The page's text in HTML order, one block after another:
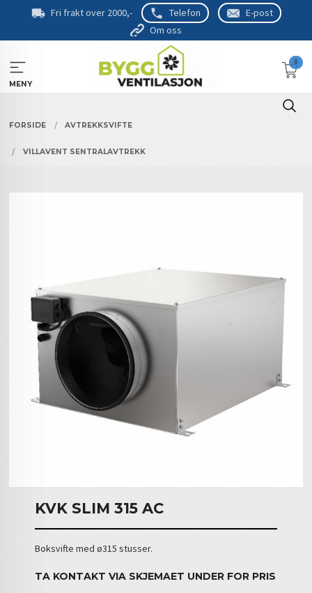
Fri frakt over 2000,- Telefon
E-post
Om oss
MENY
0
FORSIDE AVTREKKSVIFTE
VILLAVENT SENTRALAVTREKK
KVK SLIM 315 AC
Boksvifte med ø315 stusser.
TA KONTAKT VIA SKJEMAET UNDER FOR PRIS